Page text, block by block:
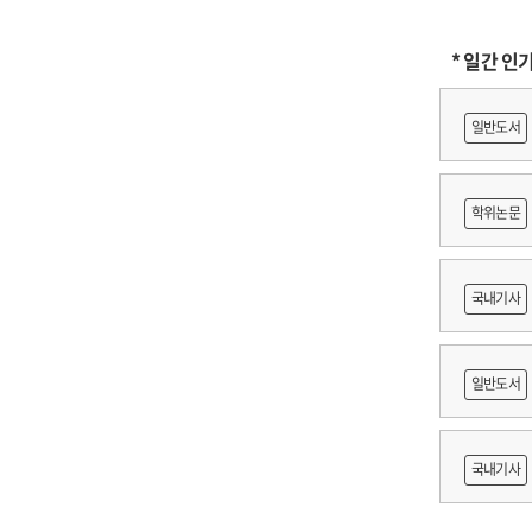
* 일간 인기
일반도서
학위논문
도등 제
국내기사
쟁
일반도서
출목록
국내기사